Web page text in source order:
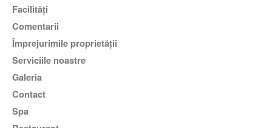
Facilităţi
comentarii
Împrejurimile proprietății
Serviciile noastre
Galeria
Contact
spa